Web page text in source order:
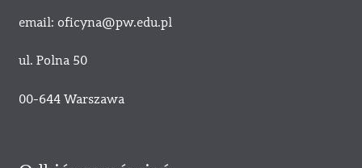
email: oficyna@pw.edu.pl
ul. Polna 50
00-644 Warszawa